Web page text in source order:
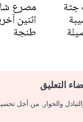
جثة
مصرع
اثنين
طنجة
التعليق
والحوار. من أجل